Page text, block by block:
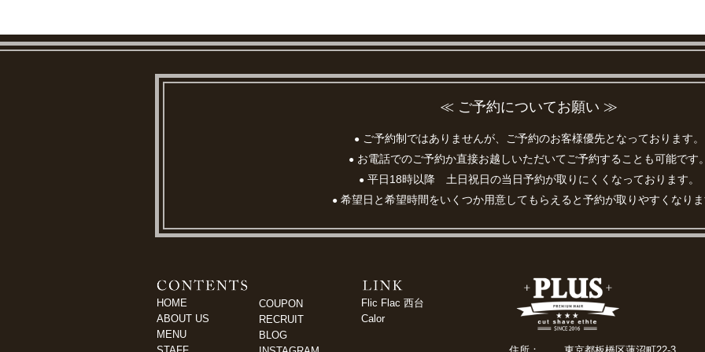
≪ ご予約についてお願い ≫
●ご予約制ではありませんが、ご予約のお客様優先となっております。
●お電話でのご予約か直接お越しいただいてご予約することも可能です
●平日18時以降 土日祝日の当日予約が取りにくくなっております。
●希望日と希望時間をいくつか用意してもらえると予約が取りやすくなり
HOME
ABOUT US
MENU
COUPON
RECRUIT
BLOG
Flic Flac 西台
Calor